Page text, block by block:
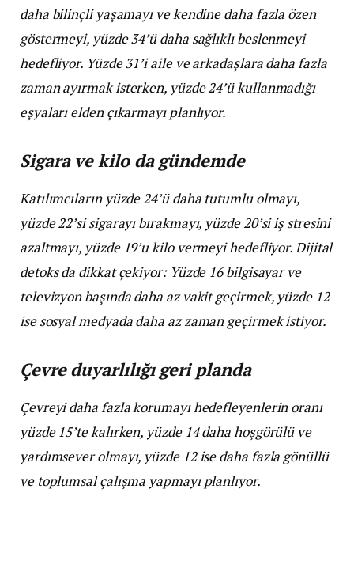
daha bilinçli yaşamayı ve kendine daha fazla özen
göstermeyi, yüzde 34’ü daha sağlıklı beslenmeyi
hedefliyor. Yüzde 31’i aile ve arkadaşlara daha fazla
zaman ayırmak isterken, yüzde 24’ü kullanmadığı
eşyaları elden çıkarmayı planlıyor.
Sigara ve kilo da gündemde
Katılımcıların yüzde 24’ü daha tutumlu olmayı,
yüzde 22’si sigarayı bırakmayı, yüzde 20’si iş stresini
azaltmayı, yüzde 19’u kilo vermeyi hedefliyor. Dijital
detoks da dikkat çekiyor: Yüzde 16 bilgisayar ve
televizyon başında daha az vakit geçirmek, yüzde 12
ise sosyal medyada daha az zaman geçirmek istiyor.
Çevre duyarlılığı geri planda
Çevreyi daha fazla korumayı hedefleyenlerin oranı
yüzde 15’te kalırken, yüzde 14 daha hoşgörülü ve
yardımsever olmayı, yüzde 12 ise daha fazla gönüllü
ve toplumsal çalışma yapmayı planlıyor.